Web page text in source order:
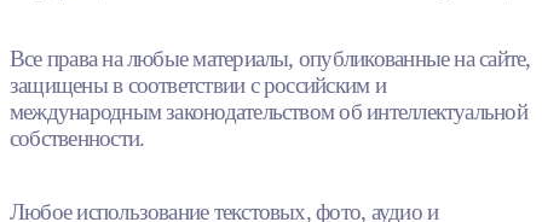
Все права на любые материалы, опубликованные на сайте,
защищены в соответствии с российским и
международным законодательством об интеллектуальной
собственности.
Любое использование текстовых, фото, аудио и